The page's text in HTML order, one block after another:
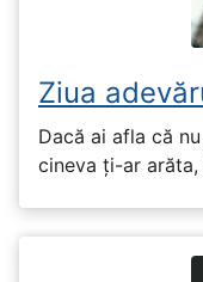
Ziua
Dacă ai afla că
cineva ți-ar